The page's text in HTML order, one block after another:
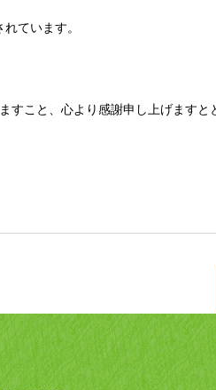
ています。
すこと、心より感謝申し上げますと